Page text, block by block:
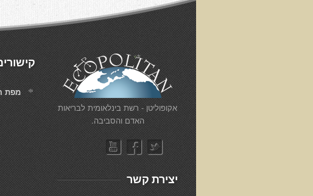
​אקופוליטן - רשת בינלאומית לבריאות
האדם והסביבה.
יצירת קשר
מפת